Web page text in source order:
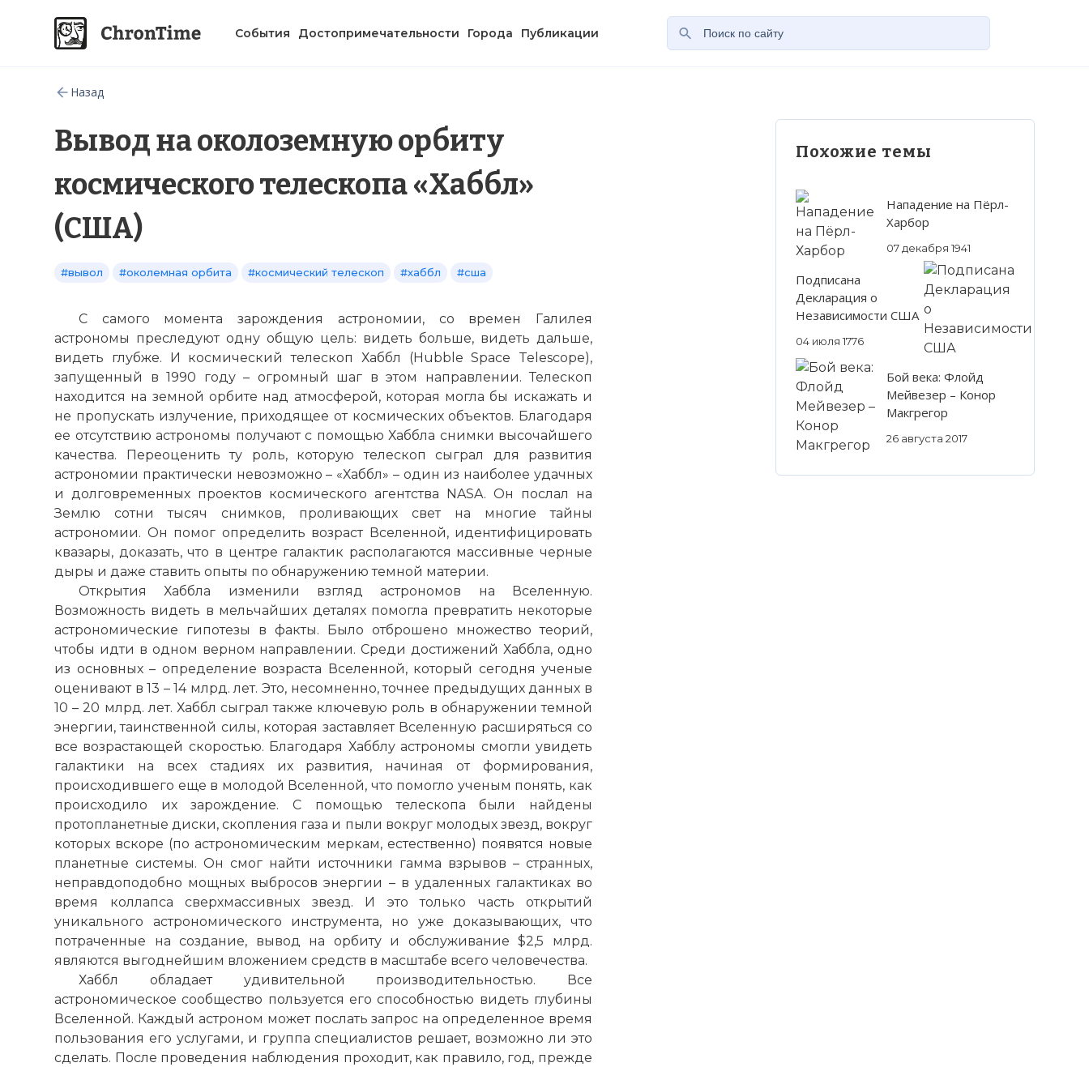
События Достопримечательности Города Публикации
Назад
Вывод на околоземную орбиту
космического телескопа «Хаббл»
(США)
#вывол #околемная орбита #космический телескоп #хаббл #сша
С самого момента зарождения астрономии, со времен Галилея
астрономы преследуют одну общую цель: видеть больше, видеть дальше,
видеть глубже. И космический телескоп Хаббл (Hubble Space Telescope),
запущенный в 1990 году – огромный шаг в этом направлении. Телескоп
находится на земной орбите над атмосферой, которая могла бы искажать и
не пропускать излучение, приходящее от космических объектов. Благодаря
ее отсутствию астрономы получают с помощью Хаббла снимки высочайшего
качества. Переоценить ту роль, которую телескоп сыграл для развития
астрономии практически невозможно – «Хаббл» – один из наиболее удачных
и долговременных проектов космического агентства NASA. Он послал на
Землю сотни тысяч снимков, проливающих свет на многие тайны
астрономии. Он помог определить возраст Вселенной, идентифицировать
квазары, доказать, что в центре галактик располагаются массивные черные
дыры и даже ставить опыты по обнаружению темной материи.
Открытия Хаббла изменили взгляд астрономов на Вселенную.
Возможность видеть в мельчайших деталях помогла превратить некоторые
астрономические гипотезы в факты. Было отброшено множество теорий,
чтобы идти в одном верном направлении. Среди достижений Хаббла, одно
из основных – определение возраста Вселенной, который сегодня ученые
оценивают в 13 – 14 млрд. лет. Это, несомненно, точнее предыдущих данных в
10 – 20 млрд. лет. Хаббл сыграл также ключевую роль в обнаружении темной
энергии, таинственной силы, которая заставляет Вселенную расширяться со
все возрастающей скоростью. Благодаря Хабблу астрономы смогли увидеть
галактики на всех стадиях их развития, начиная от формирования,
происходившего еще в молодой Вселенной, что помогло ученым понять, как
происходило их зарождение. С помощью телескопа были найдены
протопланетные диски, скопления газа и пыли вокруг молодых звезд, вокруг
которых вскоре (по астрономическим меркам, естественно) появятся новые
планетные системы. Он смог найти источники гамма взрывов – странных,
неправдоподобно мощных выбросов энергии – в удаленных галактиках во
время коллапса сверхмассивных звезд. И это только часть открытий
уникального астрономического инструмента, но уже доказывающих, что
потраченные на создание, вывод на орбиту и обслуживание $2,5 млрд.
являются выгоднейшим вложением средств в масштабе всего человечества.
Хаббл обладает удивительной производительностью. Все
астрономическое сообщество пользуется его способностью видеть глубины
Вселенной. Каждый астроном может послать запрос на определенное время
пользования его услугами, и группа специалистов решает, возможно ли это
сделать. После проведения наблюдения проходит, как правило, год, прежде
Похожие темы
Нападение на Пёрл-
Харбор
07 декабря 1941
Подписана
Декларация о
Независимости США
04 июля 1776
Бой века: Флойд
Мейвезер – Конор
Макгрегор
26 августа 2017